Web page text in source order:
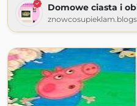
Domowe ciasta i